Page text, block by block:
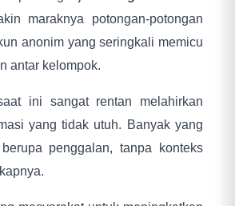
maraknya potongan-potongan
anonim yang seringkali memicu
antar kelompok.
ini sangat rentan melahirkan
yang tidak utuh. Banyak yang
penggalan, tanpa konteks